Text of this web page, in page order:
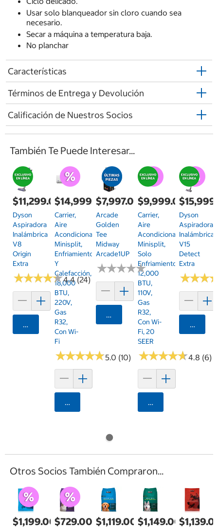
Usar solo blanqueador sin cloro cuando sea
necesario.
Secar a máquina a temperatura baja.
No planchar
Características
Términos de Entrega y Devolución
Calificación de Nuestros Socios
También Te Puede Interesar...
$11,299.00
Dyson
Aspiradora
Inalámbrica
V8
Origin
Extra
★★★★★
★★★★★4.4 (24)
Agregar
$14,999.00
Carrier,
Aire
Acondicionado
Minisplit,
Enfriamiento
Y
Calefacción,
18,000
BTU,
220V,
Gas
R32,
Con Wi-
Fi
★★★★★
★★★★★5.0 (10)
Agregar
$7,997.00
Arcade
Golden
Tee
Midway
Arcade1UP
★★★★★
★★★★★
Agregar
$9,999.00
Carrier,
Aire
Acondicionado
Minisplit,
Solo
Enfriamiento,
12,000
BTU,
110V,
Gas
R32,
Con Wi-
Fi, 20
SEER
★★★★★
★★★★★4.8 (6)
Agregar
Dyson
Aspiradora
Inalámbrica
V15
Detect
Extra
★★★
★★★
Otros Socios También Compraron...
$1,199.00$729.00 $1,119.00 $1,149.00